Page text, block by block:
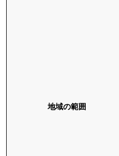
地域の範囲